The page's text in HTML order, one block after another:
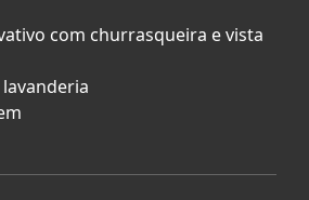
com churrasqueira e vista